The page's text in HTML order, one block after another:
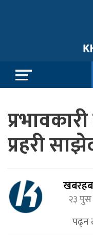
प्रहरी
खबरहब
२३
पढ्न